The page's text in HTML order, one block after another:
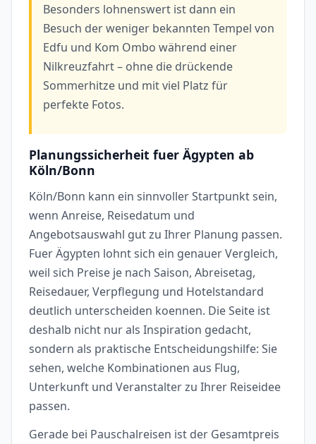
Besonders lohnenswert ist dann ein
Besuch der weniger bekannten Tempel von
Edfu und Kom Ombo während einer
Nilkreuzfahrt – ohne die drückende
Sommerhitze und mit viel Platz für
perfekte Fotos.
Planungssicherheit fuer Ägypten ab
Köln/Bonn
Köln/Bonn kann ein sinnvoller Startpunkt sein,
wenn Anreise, Reisedatum und
Angebotsauswahl gut zu Ihrer Planung passen.
Fuer Ägypten lohnt sich ein genauer Vergleich,
weil sich Preise je nach Saison, Abreisetag,
Reisedauer, Verpflegung und Hotelstandard
deutlich unterscheiden koennen. Die Seite ist
deshalb nicht nur als Inspiration gedacht,
sondern als praktische Entscheidungshilfe: Sie
sehen, welche Kombinationen aus Flug,
Unterkunft und Veranstalter zu Ihrer Reiseidee
passen.
Gerade bei Pauschalreisen ist der Gesamtpreis